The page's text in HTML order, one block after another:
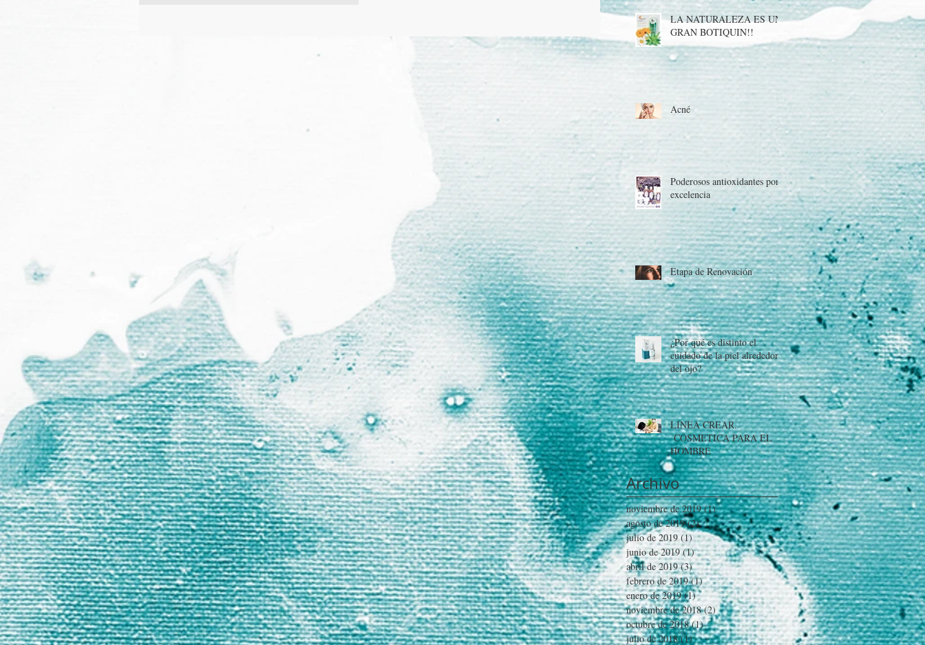
LA NATURALEZA ES UN
GRAN BOTIQUIN!!
Acné
Poderosos antioxidantes por
excelencia
Etapa de Renovación
¿Por qué es distinto el
cuidado de la piel alrededor
del ojo?
LINEA CREAR.
COSMETICA PARA EL
HOMBRE
Archivo
noviembre de 2019 (1)1 entrada
agosto de 2019 (2)2 entradas
julio de 2019 (1)1 entrada
junio de 2019 (1)1 entrada
abril de 2019 (3)3 entradas
febrero de 2019 (1)1 entrada
enero de 2019 (1)1 entrada
noviembre de 2018 (2)2 entradas
octubre de 2018 (1)1 entrada
julio de 2018 (1)1 entrada